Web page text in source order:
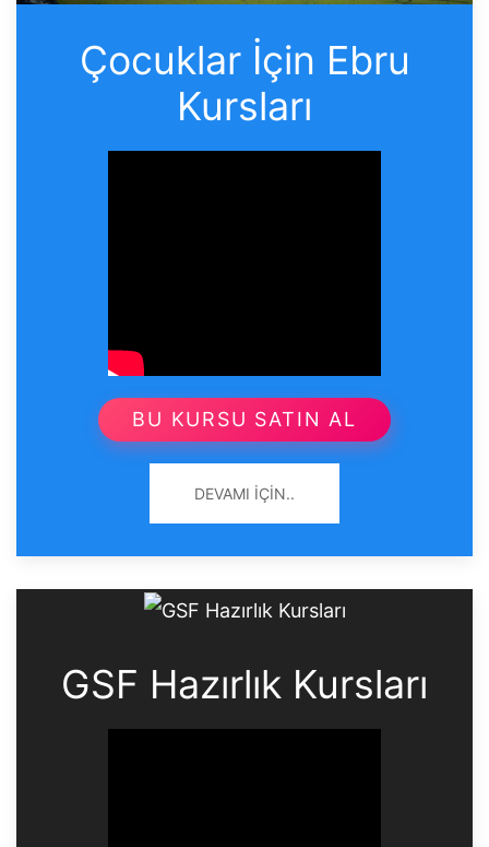
Çocuklar İçin Ebru
Kursları
BU KURSU SATIN AL
DEVAMI İÇIN..
GSF Hazırlık Kursları